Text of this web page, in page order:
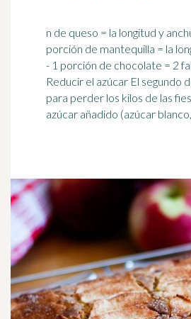
n de queso = la longitud y
porción de mantequilla = la
- 1 porción de chocolate = 2
Reducir el azúcar El segundo
para perder los kilos de las
azúcar añadido (azúcar